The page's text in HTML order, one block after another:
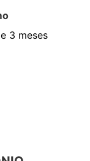
3 meses